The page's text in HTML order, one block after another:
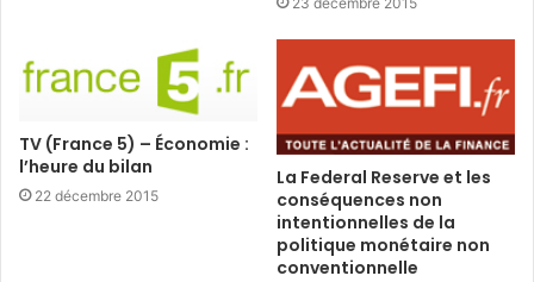
TV (France 5) – Économie :
l’heure du bilan
22 décembre 2015
La Federal Reserve et les
conséquences non
intentionnelles de la
politique monétaire non
conventionnelle